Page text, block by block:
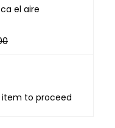
el aire
item to proceed